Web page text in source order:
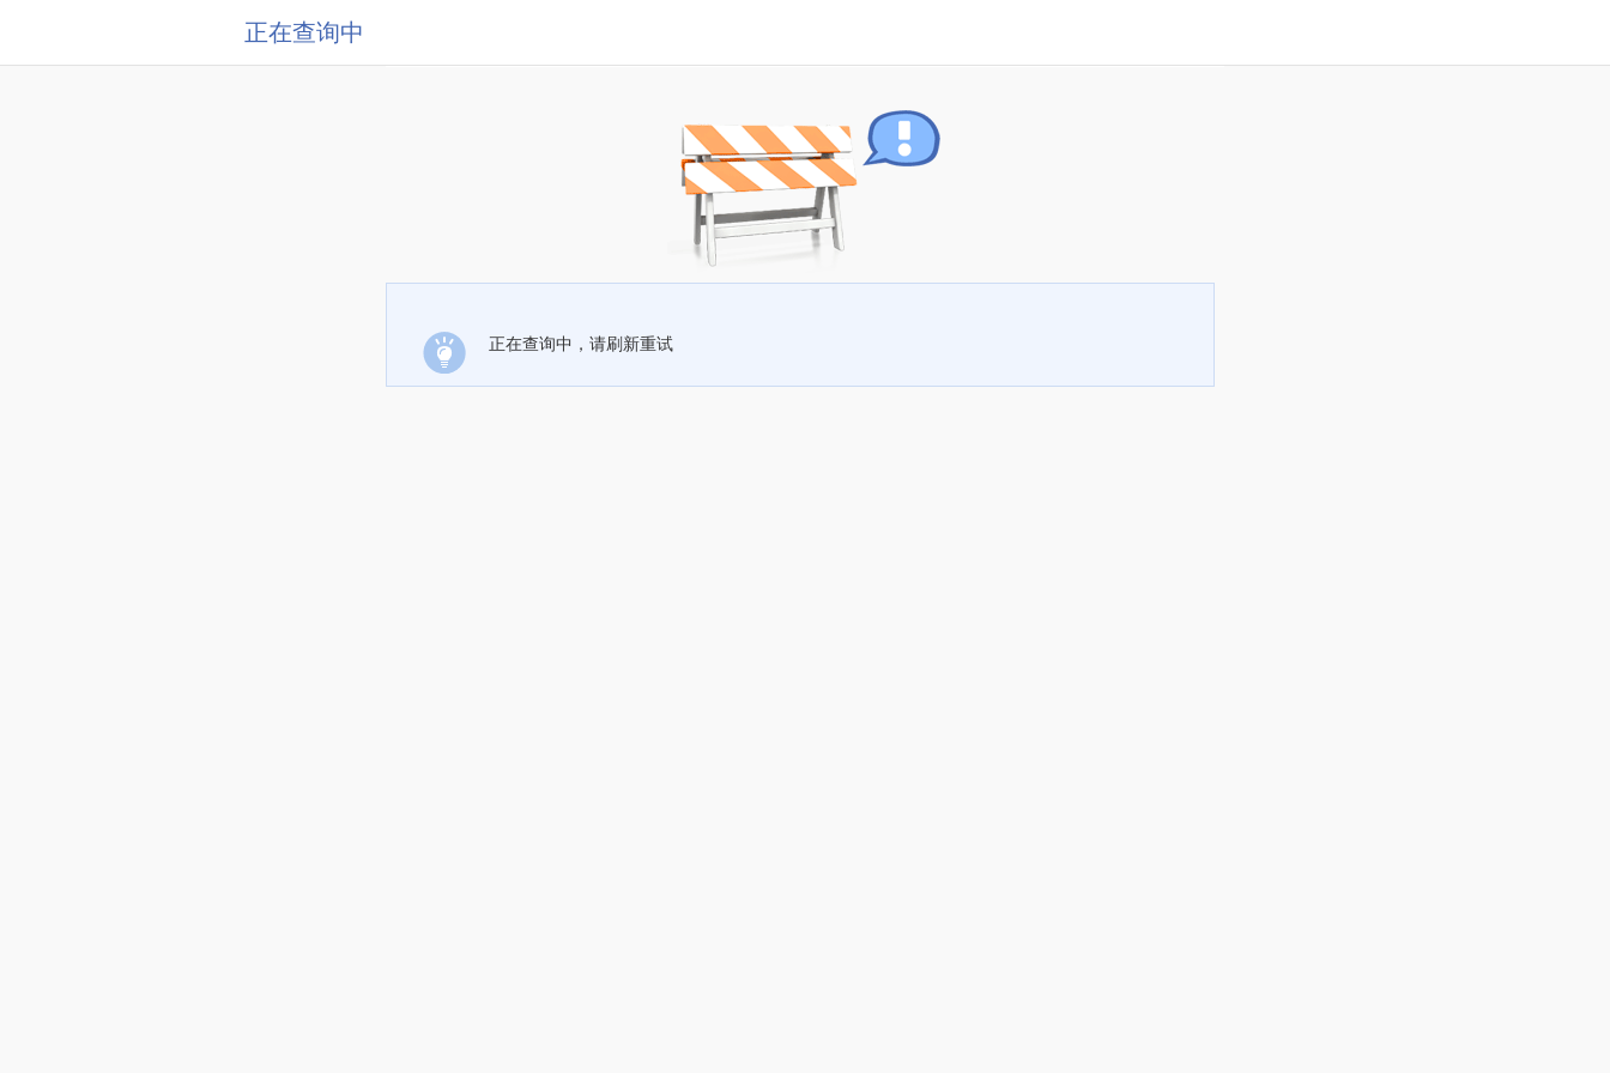
正在查询中
正在查询中，请刷新重试